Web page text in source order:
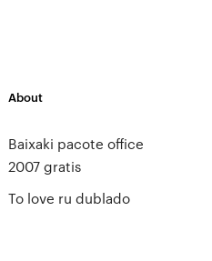
About
Baixaki pacote office
2007 gratis
To love ru dublado